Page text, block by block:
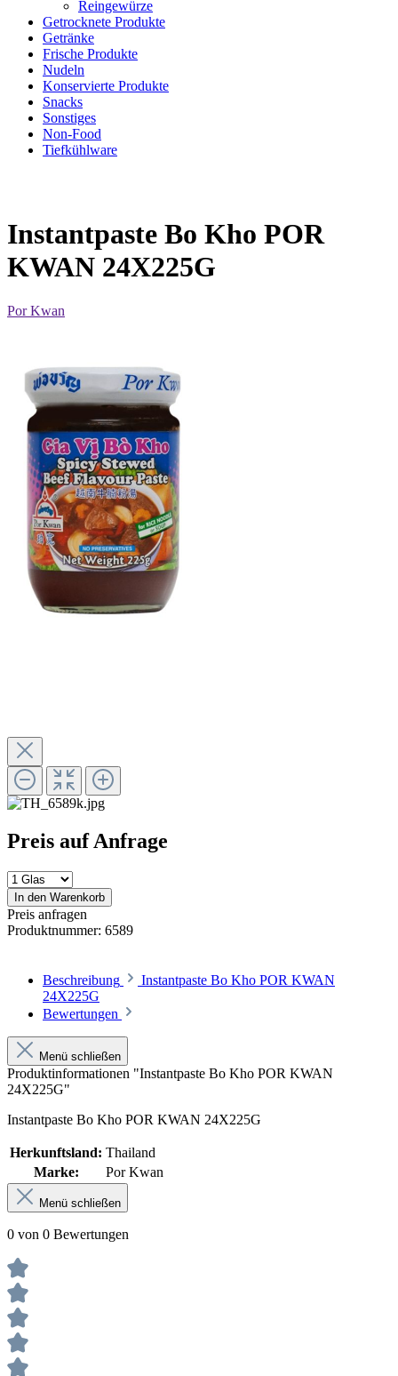
Reingewürze
Getrocknete Produkte
Getränke
Frische Produkte
Nudeln
Konservierte Produkte
Snacks
Sonstiges
Non-Food
Tiefkühlware
Instantpaste Bo Kho POR
KWAN 24X225G
Por Kwan
Preis auf Anfrage
In den Warenkorb
Preis anfragen
Produktnummer: 6589
Beschreibung
Instantpaste Bo Kho POR KWAN
24X225G
Bewertungen
Menü schließen
Produktinformationen "Instantpaste Bo Kho POR KWAN
24X225G"
Instantpaste Bo Kho POR KWAN 24X225G
Herkunftsland: Thailand
Marke:
Por Kwan
Menü schließen
0 von 0 Bewertungen